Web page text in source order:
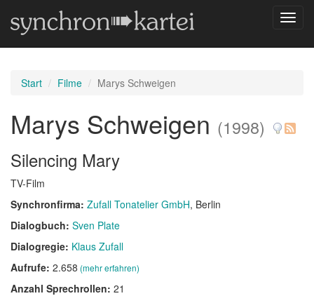
Start Filme Marys Schweigen
Marys Schweigen (1998)
Silencing Mary
TV-Film
Synchronfirma: Zufall Tonatelier GmbH, Berlin
Dialogbuch: Sven Plate
Dialogregie: Klaus Zufall
Aufrufe: 2.658 (mehr erfahren)
Anzahl Sprechrollen: 21